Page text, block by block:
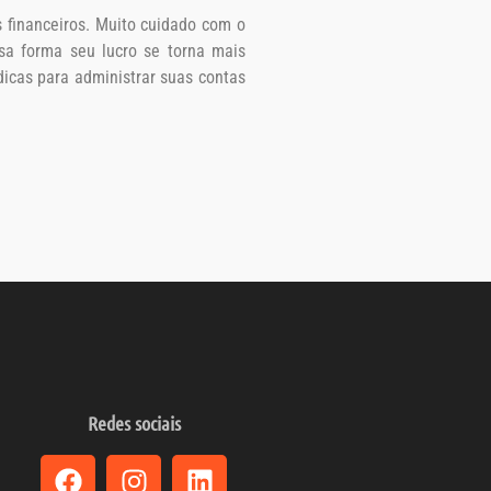
financeiros. Muito cuidado com o
forma seu lucro se torna mais
para administrar suas contas
Redes sociais